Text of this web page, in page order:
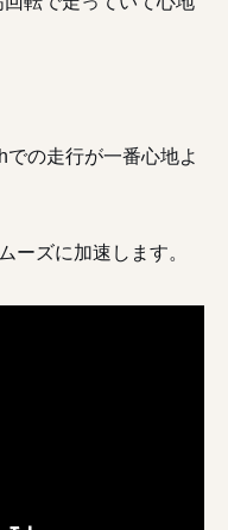
の走行が一番心地よ
ーズに加速します。